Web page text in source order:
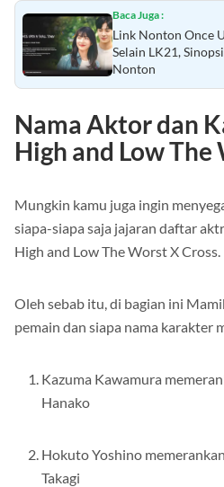
Baca Juga :
Link Nonton Once
Selain LK21,
Nonton
Nama Aktor dan
High and Low The
Mungkin kamu juga ingin
siapa-siapa saja jajaran daftar
High and Low The Worst X Cross.
Oleh sebab itu, di bagian ini
pemain dan siapa nama karakter
Kazuma Kawamura
Hanako
Hokuto Yoshino
Takagi